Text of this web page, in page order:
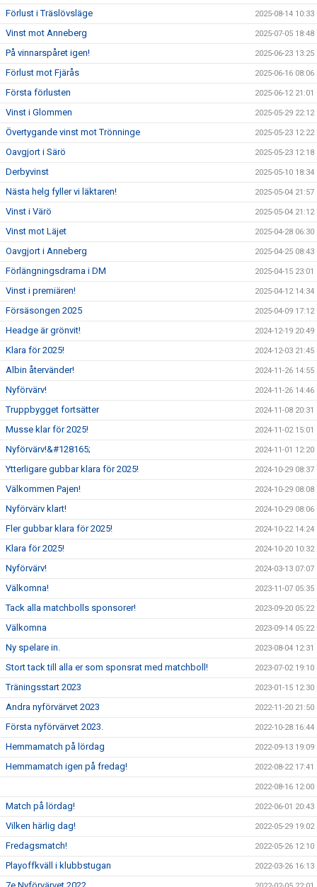
Förlust i Träslövsläge 2025-08-14 10:33
Vinst mot Anneberg 2025-07-05 18:48
På vinnarspåret igen! 2025-06-23 13:25
Förlust mot Fjärås 2025-06-16 08:06
Första förlusten 2025-06-12 21:01
Vinst i Glommen 2025-05-29 22:12
Övertygande vinst mot Trönninge 2025-05-23 12:22
Oavgjort i Särö 2025-05-23 12:18
Derbyvinst 2025-05-10 18:34
Nästa helg fyller vi läktaren! 2025-05-04 21:57
Vinst i Värö 2025-05-04 21:12
Vinst mot Läjet 2025-04-28 06:30
Oavgjort i Anneberg 2025-04-25 08:43
Förlängningsdrama i DM 2025-04-15 23:01
Vinst i premiären! 2025-04-12 14:34
Försäsongen 2025 2025-04-09 17:12
Headge är grönvit! 2024-12-19 20:49
Klara för 2025! 2024-12-03 21:45
Albin återvänder! 2024-11-26 14:55
Nyförvärv! 2024-11-26 14:46
Truppbygget fortsätter 2024-11-08 20:31
Musse klar för 2025! 2024-11-02 15:01
Nyförvärv!&#128165; 2024-11-01 12:20
Ytterligare gubbar klara för 2025! 2024-10-29 08:37
Välkommen Pajen! 2024-10-29 08:08
Nyförvärv klart! 2024-10-29 08:06
Fler gubbar klara för 2025! 2024-10-22 14:24
Klara för 2025! 2024-10-20 10:32
Nyförvärv! 2024-03-13 07:07
Välkomna! 2023-11-07 05:35
Tack alla matchbolls sponsorer! 2023-09-20 05:22
Välkomna 2023-09-14 05:22
Ny spelare in. 2023-08-04 12:31
Stort tack till alla er som sponsrat med matchboll! 2023-07-02 19:10
Träningsstart 2023 2023-01-15 12:30
Andra nyförvärvet 2023 2022-11-20 21:50
Första nyförvärvet 2023. 2022-10-28 16:44
Hemmamatch på lördag 2022-09-13 19:09
Hemmamatch igen på fredag! 2022-08-22 17:41
2022-08-16 12:00
Match på lördag! 2022-06-01 20:43
Vilken härlig dag! 2022-05-29 19:02
Fredagsmatch! 2022-05-26 12:10
Playoffkväll i klubbstugan 2022-03-26 16:13